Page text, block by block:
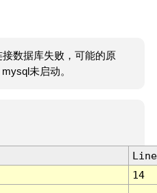
数据库失败，可能的原
未启动。
Line
14